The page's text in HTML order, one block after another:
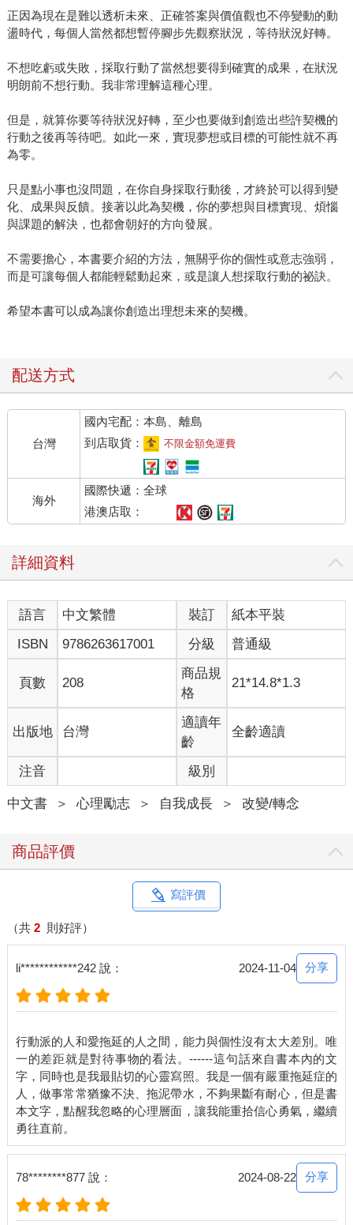
正因為現在是難以透析未來、正確答案與價值觀也不停變動的動
盪時代，每個人當然都想暫停腳步先觀察狀況，等待狀況好轉。
不想吃虧或失敗，採取行動了當然想要得到確實的成果，在狀況
明朗前不想行動。我非常理解這種心理。
但是，就算你要等待狀況好轉，至少也要做到創造出些許契機的
行動之後再等待吧。如此一來，實現夢想或目標的可能性就不再
為零。
只是點小事也沒問題，在你自身採取行動後，才終於可以得到變
化、成果與反饋。接著以此為契機，你的夢想與目標實現、煩惱
與課題的解決，也都會朝好的方向發展。
不需要擔心，本書要介紹的方法，無關乎你的個性或意志強弱，
而是可讓每個人都能輕鬆動起來，或是讓人想採取行動的祕訣。
希望本書可以成為讓你創造出理想未來的契機。
配送方式
台灣
國內宅配：本島、離島
到店取貨：
不限金額免運費
海外
國際快遞：全球
港澳店取：
詳細資料
語言 中文繁體 裝訂
紙本平裝
ISBN
9786263617001 分級 普通級
頁數 208
商品規
格
21*14.8*1.3
出版地 台灣
適讀年
齡
全齡適讀
注音 級別
中文書 ＞ 心理勵志 ＞ 自我成長 ＞ 改變/轉念
商品評價
寫評價
（共 2 則好評）
li************242 說： 2024-11-04 分享
行動派的人和愛拖延的人之間，能力與個性沒有太大差別。唯
一的差距就是對待事物的看法。------這句話來自書本內的文
字，同時也是我最貼切的心靈寫照。我是一個有嚴重拖延症的
人，做事常常猶豫不決、拖泥帶水，不夠果斷有耐心，但是書
本文字，點醒我忽略的心理層面，讓我能重拾信心勇氣，繼續
78********877 說： 2024-08-22 分享